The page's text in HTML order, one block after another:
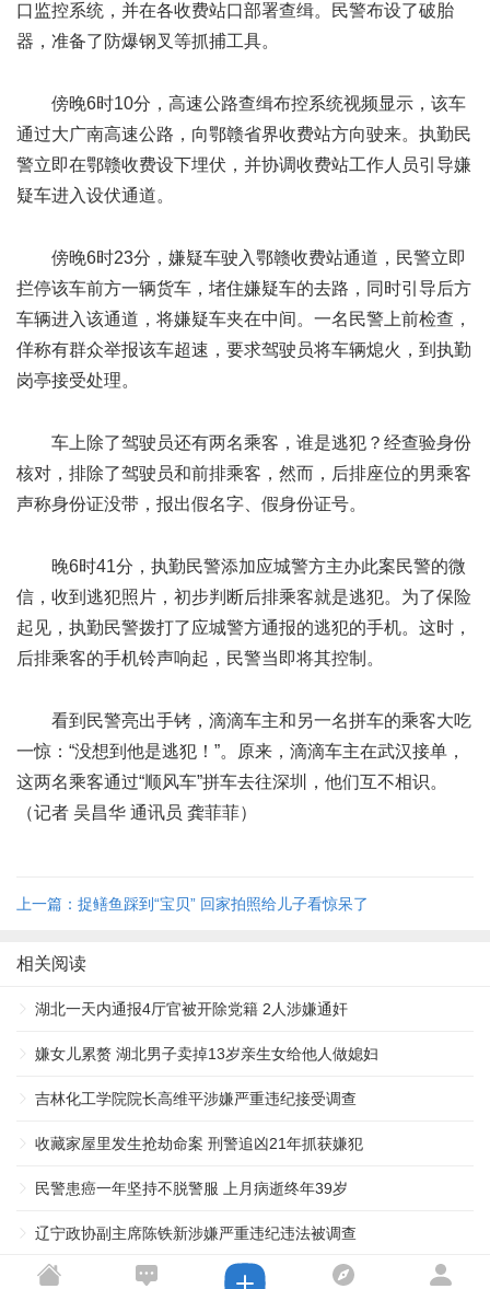
口监控系统，并在各收费站口部署查缉。民警布设了破胎
器，准备了防爆钢叉等抓捕工具。
傍晚6时10分，高速公路查缉布控系统视频显示，该车
通过大广南高速公路，向鄂赣省界收费站方向驶来。执勤民
警立即在鄂赣收费设下埋伏，并协调收费站工作人员引导嫌
疑车进入设伏通道。
傍晚6时23分，嫌疑车驶入鄂赣收费站通道，民警立即
拦停该车前方一辆货车，堵住嫌疑车的去路，同时引导后方
车辆进入该通道，将嫌疑车夹在中间。一名民警上前检查，
佯称有群众举报该车超速，要求驾驶员将车辆熄火，到执勤
岗亭接受处理。
车上除了驾驶员还有两名乘客，谁是逃犯？经查验身份
核对，排除了驾驶员和前排乘客，然而，后排座位的男乘客
声称身份证没带，报出假名字、假身份证号。
晚6时41分，执勤民警添加应城警方主办此案民警的微
信，收到逃犯照片，初步判断后排乘客就是逃犯。为了保险
起见，执勤民警拨打了应城警方通报的逃犯的手机。这时，
后排乘客的手机铃声响起，民警当即将其控制。
看到民警亮出手铐，滴滴车主和另一名拼车的乘客大吃
一惊：“没想到他是逃犯！”。原来，滴滴车主在武汉接单，
这两名乘客通过“顺风车”拼车去往深圳，他们互不相识。
（记者 吴昌华 通讯员 龚菲菲）
上一篇：捉鳝鱼踩到“宝贝” 回家拍照给儿子看惊呆了
相关阅读
湖北一天内通报4厅官被开除党籍 2人涉嫌通奸
嫌女儿累赘 湖北男子卖掉13岁亲生女给他人做媳妇
吉林化工学院院长高维平涉嫌严重违纪接受调查
收藏家屋里发生抢劫命案 刑警追凶21年抓获嫌犯
民警患癌一年坚持不脱警服 上月病逝终年39岁
辽宁政协副主席陈铁新涉嫌严重违纪违法被调查